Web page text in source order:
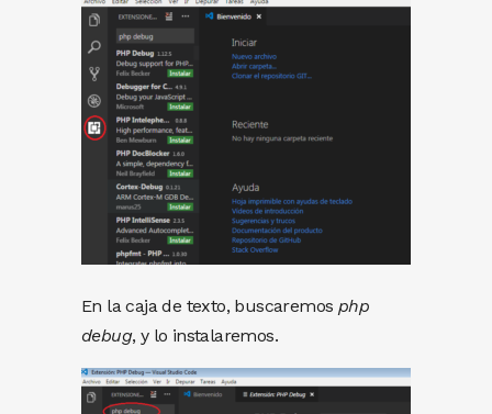
En la caja de texto, buscaremos php
debug, y lo instalaremos.